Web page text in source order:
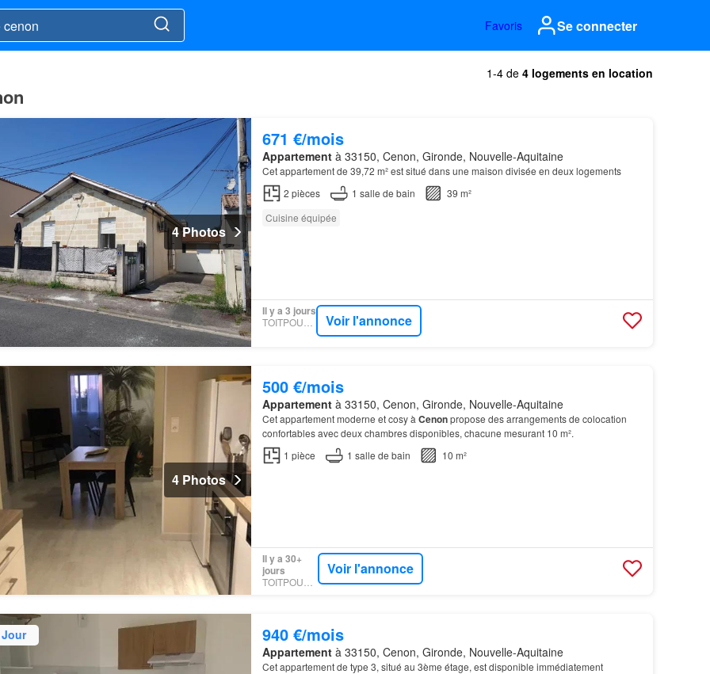
Favoris Se connecter
1-4 de 4 logements en location
4 Photos
671 €/mois
Appartementà 33150, Cenon, Gironde, Nouvelle-Aquitaine
Cet appartement de 39,72 m² est situé dans une maison divisée en deux logements
2 pièces 1 salle de bain
39 m²
Cuisine équipée
Il y a 3 jours
TOITPOURTOI Voir l'annonce
4 Photos
500 €/mois
Appartementà 33150, Cenon, Gironde, Nouvelle-Aquitaine
Cet appartement moderne et cosy à Cenonpropose des arrangements de colocation
confortables avec deux chambres disponibles, chacune mesurant 10 m².
1 pièce 1 salle de bain 10 m²
Il y a 30+
jours
TOITPOURTOI
Voir l'annonce
940 €/mois
Appartementà 33150, Cenon, Gironde, Nouvelle-Aquitaine
Cet appartement de type 3, situé au 3ème étage, est disponible immédiatement